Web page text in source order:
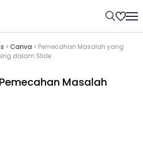
> Canva > Pemecahan Masalah yang
dalam Slide
Masalah